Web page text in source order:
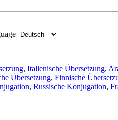
, Italienische Übersetzung,
Übersetzung, Finnische
, Russische Konjugation,